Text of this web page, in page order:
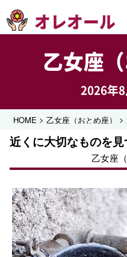
オレオール
乙女座（
2026年
HOME >乙女座（おとめ座） >
近くに大切なものを
乙女座